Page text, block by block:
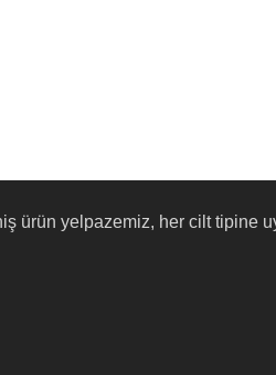
ürün yelpazemiz, her cilt tipine